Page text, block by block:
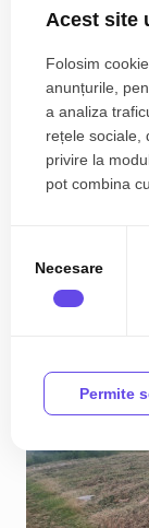
Teren
Acest site
Folosim
anunțurile,
a analiza
rețele sociale,
privire la
pot combina
Necesare
Permite